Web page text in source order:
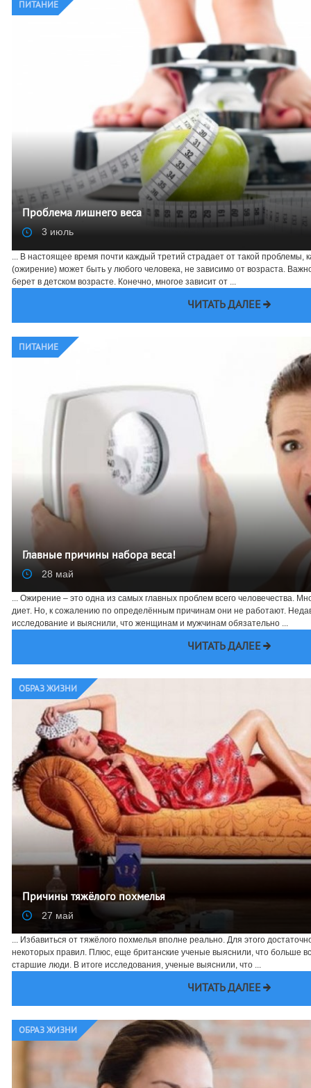
ПИТАНИЕ
Проблема лишнего веса
3 июль
... В настоящее время почти каждый третий страдает от такой проблемы,
(ожирение) может быть у любого человека, не зависимо от возраста.
берет в детском возрасте. Конечно, многое зависит от ...
ЧИТАТЬ ДАЛЕЕ
ПИТАНИЕ
Главные причины набора веса!
28 май
... Ожирение – это одна из самых главных проблем всего человечества.
диет. Но, к сожалению по определённым причинам они не работают.
исследование и выяснили, что женщинам и мужчинам обязательно ...
ЧИТАТЬ ДАЛЕЕ
ОБРАЗ ЖИЗНИ
Причины тяжёлого похмелья
27 май
... Избавиться от тяжёлого похмелья вполне реально. Для этого
некоторых правил. Плюс, еще британские ученые выяснили, что больше
старшие люди. В итоге исследования, ученые выяснили, что ...
ЧИТАТЬ ДАЛЕЕ
ОБРАЗ ЖИЗНИ